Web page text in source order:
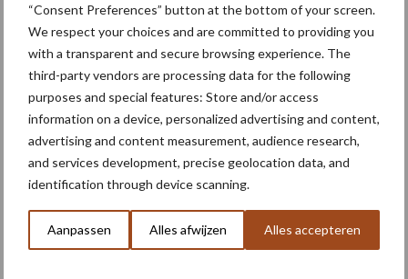
“Consent Preferences” button at the bottom of your screen.
We respect your choices and are committed to providing you
with a transparent and secure browsing experience. The
third-party vendors are processing data for the following
purposes and special features: Store and/or access
information on a device, personalized advertising and content,
advertising and content measurement, audience research,
and services development, precise geolocation data, and
identification through device scanning.
Aanpassen Alles afwijzen Alles accepteren
Primaire
Sidebar
Recent nieuws Partner nieuws
6 aug
"Hoge verwachtingen van schijven
voor kouters"
5 aug
Nieuwe compacte gedragen
Toon meer